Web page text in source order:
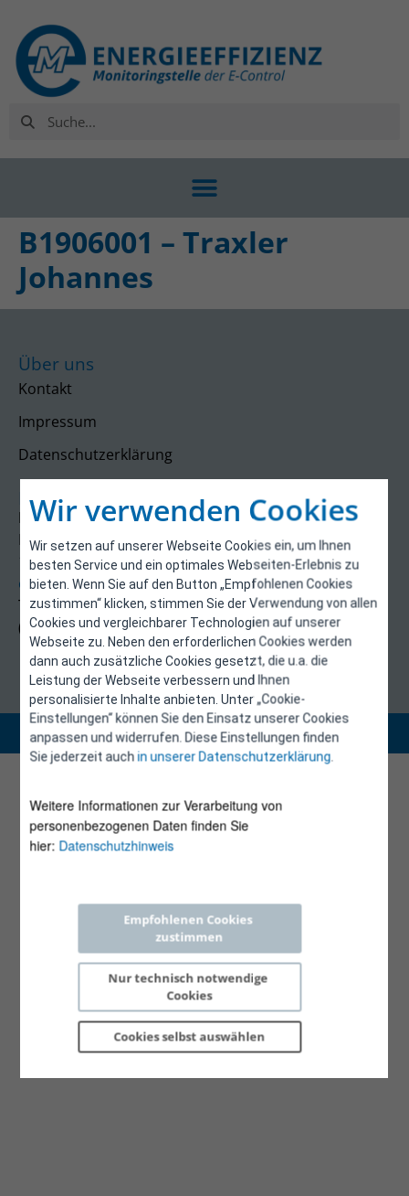
Wir verwenden Cookies
Wir setzen auf unserer Webseite Cookies ein, um Ihnen
besten Service und ein optimales Webseiten-Erlebnis zu
bieten. Wenn Sie auf den Button „Empfohlenen Cookies
zustimmen“ klicken, stimmen Sie der Verwendung von allen
Cookies und vergleichbarer Technologien auf unserer
Webseite zu. Neben den erforderlichen Cookies werden
dann auch zusätzliche Cookies gesetzt, die u.a. die
Leistung der Webseite verbessern und Ihnen
personalisierte Inhalte anbieten. Unter „Cookie-
Einstellungen“ können Sie den Einsatz unserer Cookies
anpassen und widerrufen. Diese Einstellungen finden
Sie jederzeit auchin unserer Datenschutzerklärung.
Weitere Informationen zur Verarbeitung von
personenbezogenen Daten finden Sie
hier: Datenschutzhinweis
Empfohlenen Cookies
zustimmen
Nur technisch notwendige
Cookies
Cookies selbst auswählen
B1906001 – Traxler
Johannes
Über uns
Kontakt
Impressum
Datenschutzerklärung
Kontakt
E-Control
Rudolfsplatz 13a
1010 Wien
energieeffizienz@e-control.at
Tel +43 1 5324724
(Mo, Mi-Fr 09:30-12:30 Uhr)
Copyright 2026 © E-Control